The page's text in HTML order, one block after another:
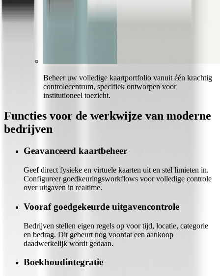
Beheer uw volledige kaartportfolio vanuit één krachtig
controlecentrum, specifiek ontworpen voor
institutioneel toezicht.
Functies voor de werkwijze van moderne
bedrijven
Geavanceerd kaartbeheer
Geef direct fysieke en virtuele kaarten uit en stel limieten in.
Configureer goedkeuringsworkflows voor volledige controle
over uitgaven in realtime.
Vooraf goedgekeurde uitgavencontrole
Bedrijven stellen eigen regels op voor tijd, locatie, categorie
en bedrag. Dit gebeurt nog voordat een aankoop
daadwerkelijk wordt gedaan.
Boekhoudintegratie